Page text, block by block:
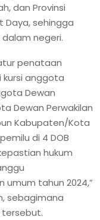
dan Provinsi
Daya, sehingga
negeri.
penataan
kursi anggota
Dewan
Dewan Perwakilan
Kabupaten/Kota
di 4 DOB
hukum
tahun 2024,”
sebagimana